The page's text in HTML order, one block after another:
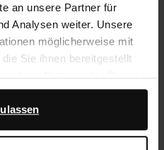
an unsere Partner für
Analysen weiter. Unsere
möglicherweise mit
Sie ihnen bereitgestellt
Ihrer Nutzung der Dienste
Google zu Werbe- und
Cowboystiefeletten
Fransen,
auf der Innenseite des
Höhe von 5 cm. Als